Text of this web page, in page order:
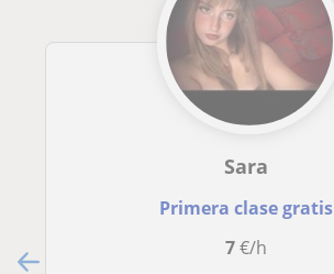
Sara
Primera clase gratis
7€/h